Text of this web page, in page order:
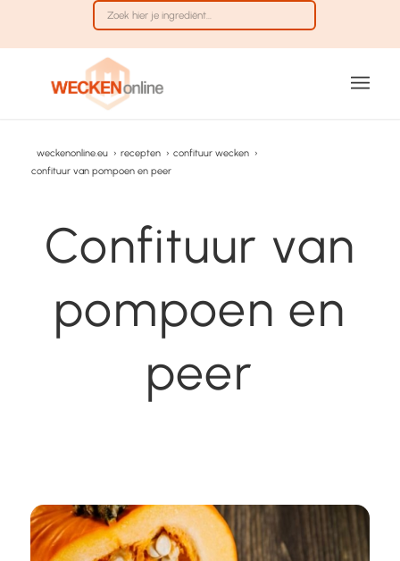
weckenonline.eu › recepten › confituur wecken ›
confituur van pompoen en peer
Confituur van
pompoen en
peer